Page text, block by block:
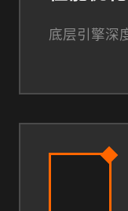
底层引擎深